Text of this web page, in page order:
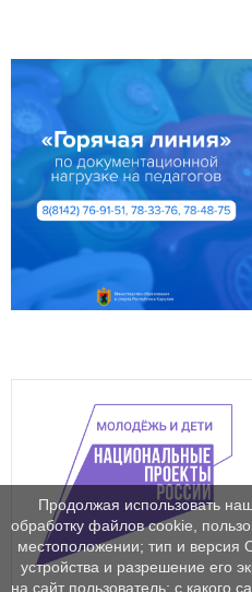
Продолжая использовать
обработку файлов cookie,
местоположении; тип и версия
устройства и разрешение его
на сайт пользователь; с какого